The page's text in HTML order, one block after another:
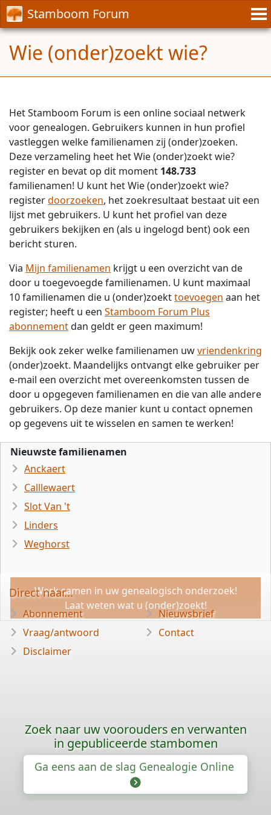
Stamboom Forum
Wie (onder)zoekt wie?
Het Stamboom Forum is een online sociaal netwerk
voor genealogen. Gebruikers kunnen in hun profiel
vastleggen welke familienamen zij (onder)zoeken.
Deze verzameling heet het Wie (onder)zoekt wie?
register en bevat op dit moment 148.733
familienamen! U kunt het Wie (onder)zoekt wie?
registerdoorzoeken, het zoekresultaat bestaat uit een
lijst met gebruikers. U kunt het profiel van deze
gebruikers bekijken en (als u ingelogd bent) ook een
bericht sturen.
Via Mijn familienamen krijgt u een overzicht van de
door u toegevoegde familienamen. U kunt maximaal
10 familienamen die u (onder)zoekttoevoegen aan het
register; heeft u een Stamboom Forum Plus
abonnementdan geldt er geen maximum!
Bekijk ook zeker welke familienamen uwvriendenkring
(onder)zoekt. Maandelijks ontvangt elke gebruiker per
e-mail een overzicht met overeenkomsten tussen de
door u opgegeven familienamen en die van alle andere
gebruikers. Op deze manier kunt u contact opnemen
op gegevens uit te wisselen en samen te werken!
Nieuwste familienamen
Anckaert
Calllewaert
Slot Van 't
Linders
Weghorst
Werk samen in uw genealogisch onderzoek!
Laat weten wat u (onder)zoekt!
Direct naar...
Abonnement
Vraag/antwoord
Disclaimer
Nieuwsbrief
Contact
Zoek naar uw voorouders en verwanten
in gepubliceerde stambomen
Ga eens aan de slag Genealogie Online